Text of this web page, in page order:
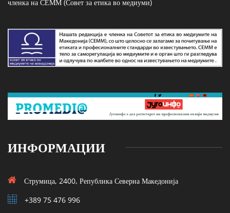
членка на СЕММ (Совет за етика во медиуми)
ИНФОРМАЦИИ
Струмица, 2400, Република Северна Македонија
+389 75 476 996